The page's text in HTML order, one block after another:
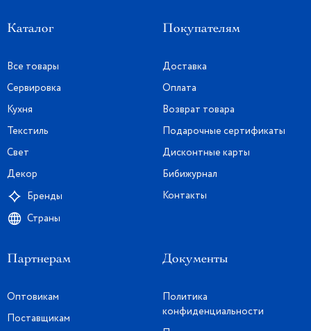
Каталог
Все товары
Сервировка
Кухня
Текстиль
Свет
Декор
Бренды
Страны
Покупателям
Доставка
Оплата
Возврат товара
Подарочные сертификаты
Дисконтные карты
Бибижурнал
Контакты
Партнерам
Оптовикам
Поставщикам
Документы
Политика
конфиденциальности